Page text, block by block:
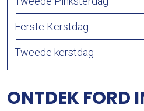
Eerste Kerstdag
Tweede kerstdag
ONTDEK FORD